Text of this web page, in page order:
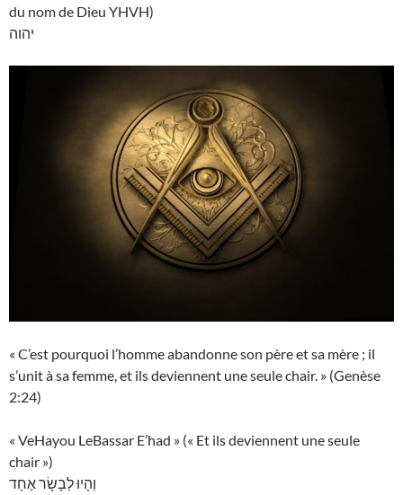
du nom de Dieu YHVH)
יהוה
« C’est pourquoi l’homme abandonne son père et sa mère ; il
s’unit à sa femme, et ils deviennent une seule chair. » (Genèse
2:24)
« VeHayou LeBassar E’had » (« Et ils deviennent une seule
chair »)
וְהָיוּ לְבָשָׂר אֶחָד